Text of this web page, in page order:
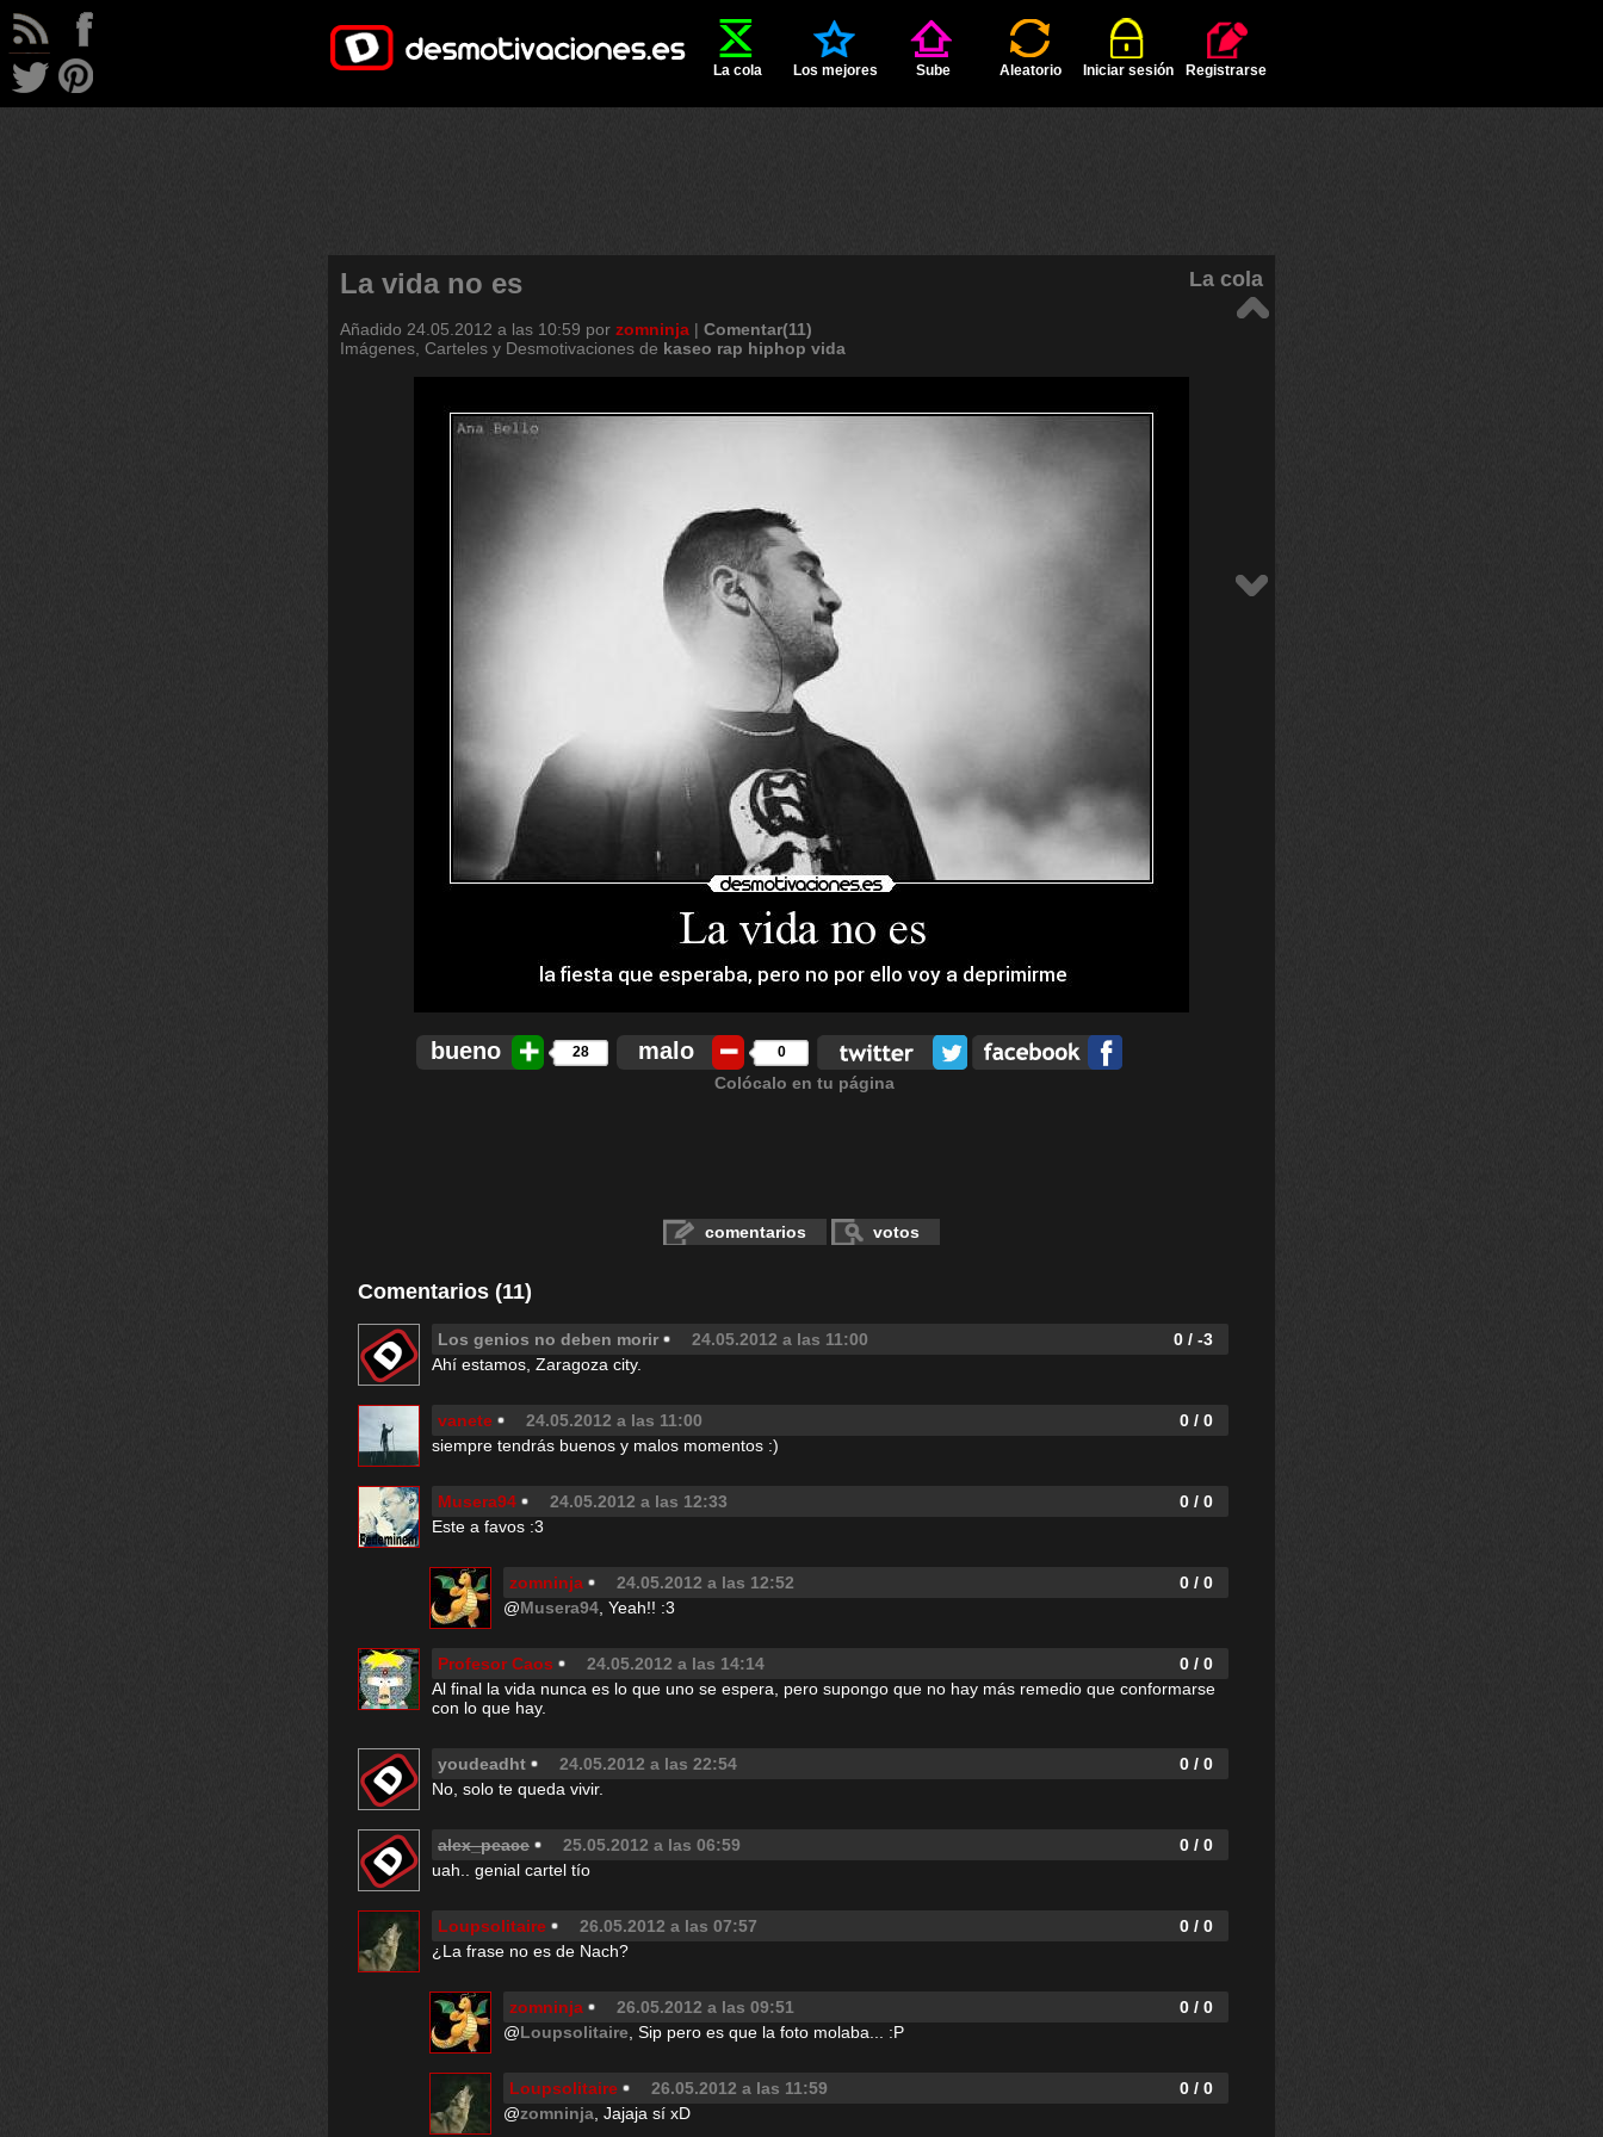
La cola Los mejores Sube Aleatorio Iniciar sesión Registrarse
La vida no es La cola
Añadido 24.05.2012 a las 10:59 por zomninja | Comentar(11)
Imágenes, Carteles y Desmotivaciones de kaseo rap hiphop vida
bueno 28 malo 0
Colócalo en tu página
comentarios votos
Comentarios (11)
Los genios no deben morir 24.05.2012 a las 11:00
0 / -3
Ahí estamos, Zaragoza city.
vanete 24.05.2012 a las 11:00
0 / 0
siempre tendrás buenos y malos momentos :)
Musera94 24.05.2012 a las 12:33
0 / 0
Este a favos :3
zomninja 24.05.2012 a las 12:52
0 / 0
@Musera94 , Yeah!! :3
Profesor Caos 24.05.2012 a las 14:14
0 / 0
Al final la vida nunca es lo que uno se espera, pero supongo que no hay más remedio que conformarse
con lo que hay.
youdeadht 24.05.2012 a las 22:54
0 / 0
No, solo te queda vivir.
alex_peace 25.05.2012 a las 06:59
0 / 0
uah.. genial cartel tío
Loupsolitaire 26.05.2012 a las 07:57
0 / 0
¿La frase no es de Nach?
zomninja 26.05.2012 a las 09:51
0 / 0
@Loupsolitaire , Sip pero es que la foto molaba... :P
Loupsolitaire 26.05.2012 a las 11:59
0 / 0
@zomninja , Jajaja sí xD